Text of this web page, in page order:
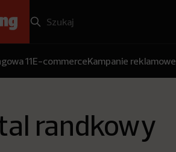
11E-commerceKampanie reklamowe
randkowy